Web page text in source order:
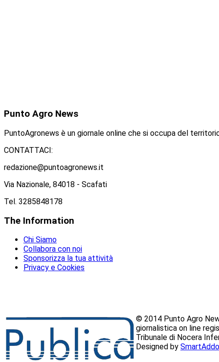
Punto Agro News
PuntoAgronews è un giornale online che si occupa del
CONTATTACI:
redazione@puntoagronews.it
Via Nazionale, 84018 - Scafati
Tel. 3285848178
The Information
Chi Siamo
Collabora con noi
Sponsorizza la tua attività
Privacy e Cookies
© 2014 Punto Agro
giornalistica on line
Tribunale di Nocera
Designed by